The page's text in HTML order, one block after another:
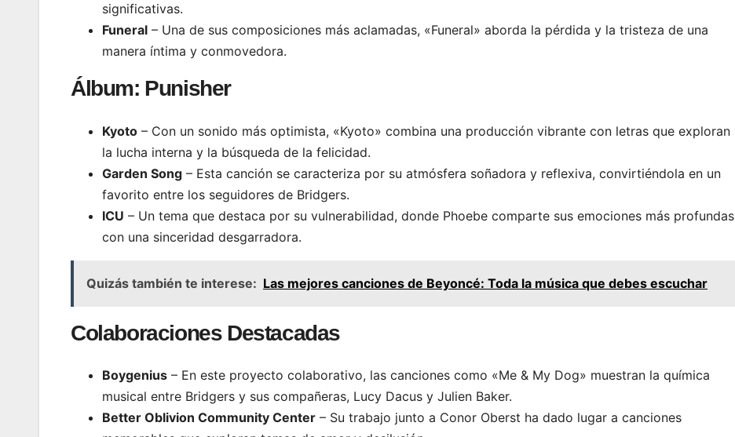
significativas.
Funeral – Una de sus composiciones más aclamadas, «Funeral» aborda la pérdida y la tristeza de una
manera íntima y conmovedora.
Álbum: Punisher
Kyoto – Con un sonido más optimista, «Kyoto» combina una producción vibrante con letras que exploran
la lucha interna y la búsqueda de la felicidad.
Garden Song – Esta canción se caracteriza por su atmósfera soñadora y reflexiva, convirtiéndola en un
favorito entre los seguidores de Bridgers.
ICU – Un tema que destaca por su vulnerabilidad, donde Phoebe comparte sus emociones más profundas
con una sinceridad desgarradora.
Quizás también te interese: Las mejores canciones de Beyoncé: Toda la música que debes escuchar
Colaboraciones Destacadas
Boygenius – En este proyecto colaborativo, las canciones como «Me & My Dog» muestran la química
musical entre Bridgers y sus compañeras, Lucy Dacus y Julien Baker.
Better Oblivion Community Center – Su trabajo junto a Conor Oberst ha dado lugar a canciones